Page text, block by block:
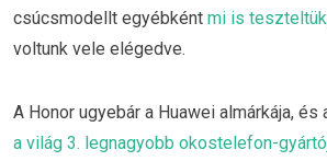
csúcsmodellt egyébként mi is teszteltük
voltunk vele elégedve.
A Honor ugyebár a Huawei almárkája, és
a világ 3. legnagyobb okostelefon-